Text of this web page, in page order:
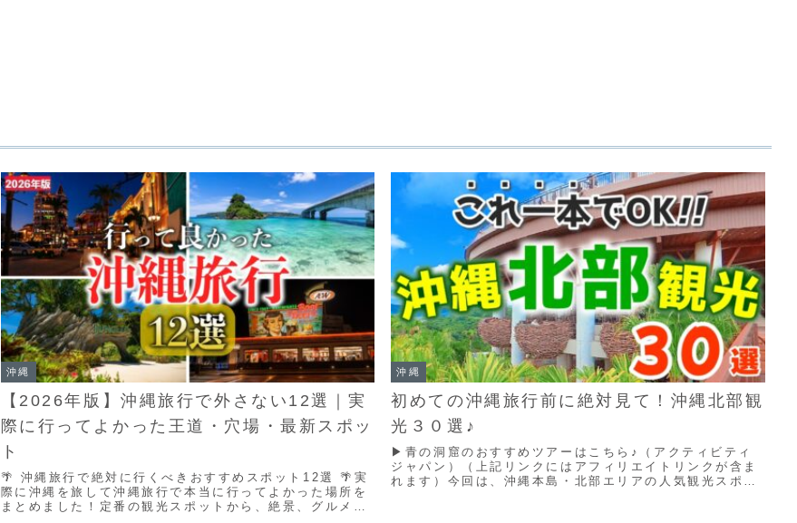
沖縄
【2026年版】沖縄旅行で外さない12選｜実
際に行ってよかった王道・穴場・最新スポッ
ト
🌴 沖縄旅行で絶対に行くべきおすすめスポット12選 🌴実
際に沖縄を旅して沖縄旅行で本当に行ってよかった場所を
まとめました！定番の観光スポットから、絶景、グルメ、
沖縄
初めての沖縄旅行前に絶対見て！沖縄北部観
光３０選♪
▶青の洞窟のおすすめツアーはこちら♪（アクティビティ
ジャパン）（上記リンクにはアフィリエイトリンクが含ま
れます）今回は、沖縄本島・北部エリアの人気観光スポッ